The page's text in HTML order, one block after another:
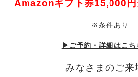
Amazonギフト券15,000円
※条件あり
▶ご予約・詳細はこち
みなさまのご来